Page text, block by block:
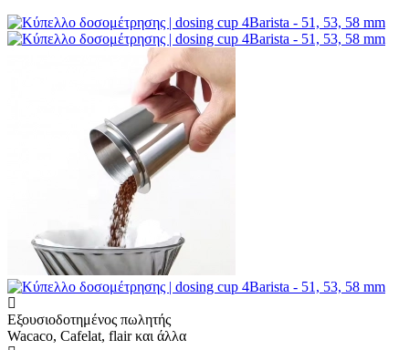
Εξουσιοδοτημένος πωλητής
Wacaco, Cafelat, flair και άλλα